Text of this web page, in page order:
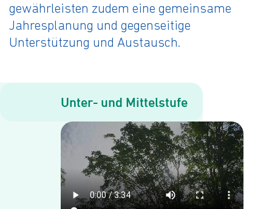
gewährleisten zudem eine gemeinsame
Jahresplanung und gegenseitige
Unterstützung und Austausch.
Unter- und Mit­tel­stu­fe